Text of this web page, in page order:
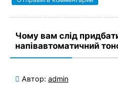
Чому вам слід
напівавтоматичний
Автор: admin